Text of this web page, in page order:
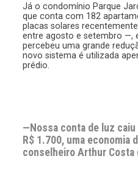
Já o condomínio Parque
que conta com 182
placas solares
entre agosto e setembro —,
percebeu uma grande
novo sistema é utilizada
prédio.
—Nossa conta de luz caiu
R$ 1.700, uma economia
conselheiro Arthur Costa